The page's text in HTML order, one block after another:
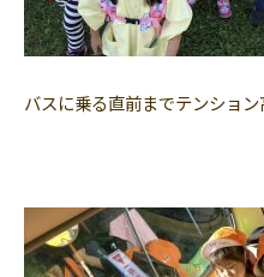
バスに乗る直前までテンショ